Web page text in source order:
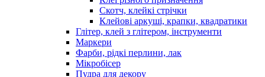
Скотч, клейкі стрічки
Клейові аркуші, крапки, квадратики
Глітер, клей з глітером, інструменти
Маркери
Фарби, рідкі перлини, лак
Мікробісер
Пудра для декору